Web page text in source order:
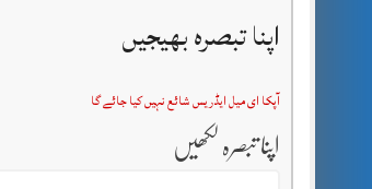
اپنا تبصرہ بھیجیں
آپکا ای میل ایڈریس شائع نہیں کیا جائے گا
اپنا تبصرہ لکھیں